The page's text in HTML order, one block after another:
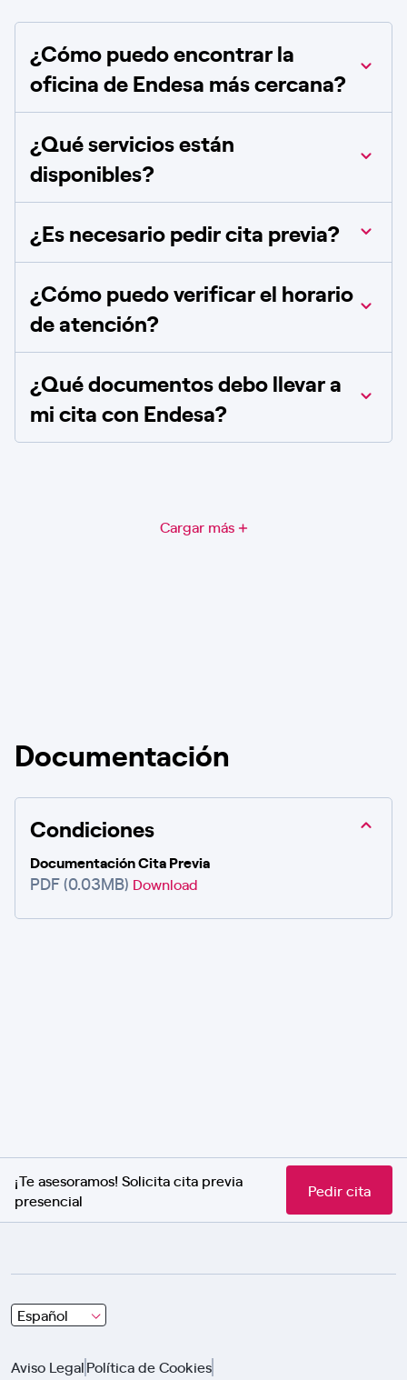
¿Cómo puedo encontrar la
oficina de Endesa más cercana?
¿Qué servicios están
disponibles?
¿Es necesario pedir cita previa?
¿Cómo puedo verificar el horario
de atención?
¿Qué documentos debo llevar a
mi cita con Endesa?
Cargar más
Documentación
Condiciones
Documentación Cita Previa
PDF (0.03MB) Download
¡Te asesoramos! Solicita cita previa
presencial
Pedir cita
Español
Choose
and
using
Aviso LegalPolítica de Cookies